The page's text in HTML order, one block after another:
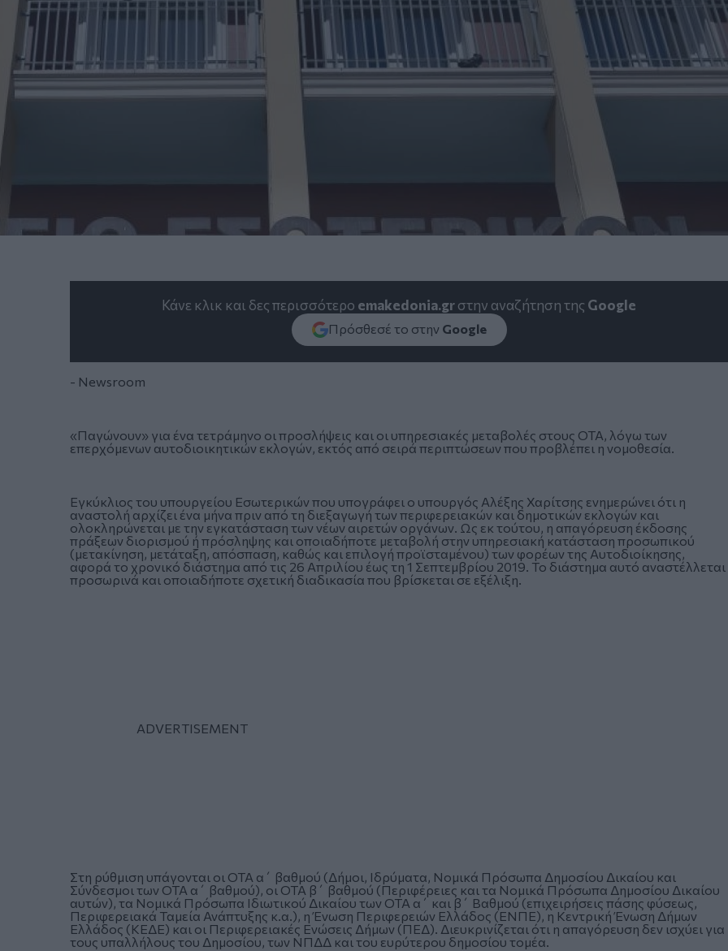
Κάνε κλικ και δες περισσότερο emakedonia.grστην αναζήτηση της Google
Πρόσθεσέ το στην Google
- Newsroom
«Παγώνουν» για ένα τετράμηνο οι προσλήψεις και οι υπηρεσιακές μεταβολές στους ΟΤΑ, λόγω των
επερχόμενων αυτοδιοικητικών εκλογών, εκτός από σειρά περιπτώσεων που προβλέπει η νομοθεσία.
Εγκύκλιος του υπουργείου Εσωτερικών που υπογράφει ο υπουργός Αλέξης Χαρίτσης ενημερώνει ότι η
αναστολή αρχίζει ένα μήνα πριν από τη διεξαγωγή των περιφερειακών και δημοτικών εκλογών και
ολοκληρώνεται με την εγκατάσταση των νέων αιρετών οργάνων. Ως εκ τούτου, η απαγόρευση έκδοσης
πράξεων διορισμού ή πρόσληψης και οποιαδήποτε μεταβολή στην υπηρεσιακή κατάσταση προσωπικού
(μετακίνηση, μετάταξη, απόσπαση, καθώς και επιλογή προϊσταμένου) των φορέων της Αυτοδιοίκησης,
αφορά το χρονικό διάστημα από τις 26 Απριλίου έως τη 1 Σεπτεμβρίου 2019. Το διάστημα αυτό αναστέλλεται
προσωρινά και οποιαδήποτε σχετική διαδικασία που βρίσκεται σε εξέλιξη.
Στη ρύθμιση υπάγονται οι ΟΤΑ α΄ βαθμού (Δήμοι, Ιδρύματα, Νομικά Πρόσωπα Δημοσίου Δικαίου και
Σύνδεσμοι των ΟΤΑ α΄ βαθμού), οι ΟΤΑ β΄ βαθμού (Περιφέρειες και τα Νομικά Πρόσωπα Δημοσίου Δικαίου
αυτών), τα Νομικά Πρόσωπα Ιδιωτικού Δικαίου των ΟΤΑ α΄ και β΄ Βαθμού (επιχειρήσεις πάσης φύσεως,
Περιφερειακά Ταμεία Ανάπτυξης κ.α.), η Ένωση Περιφερειών Ελλάδος (ΕΝΠΕ), η Κεντρική Ένωση Δήμων
Ελλάδος (ΚΕΔΕ) και οι Περιφερειακές Ενώσεις Δήμων (ΠΕΔ). Διευκρινίζεται ότι η απαγόρευση δεν ισχύει για
τους υπαλλήλους του Δημοσίου, των ΝΠΔΔ και του ευρύτερου δημοσίου τομέα.